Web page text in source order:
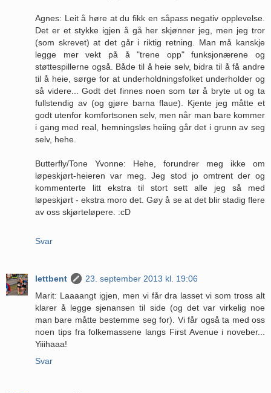
Agnes: Leit å høre at du fikk en såpass negativ opplevelse.
Det er et stykke igjen å gå her skjønner jeg, men jeg tror
(som skrevet) at det går i riktig retning. Man må kanskje
legge mer vekt på å "trene opp" funksjonærene og
støttespillerne også. Både til å heie selv, bidra til å få andre
til å heie, sørge for at underholdningsfolket underholder og
så videre... Godt det finnes noen som tør å bryte ut og ta
fullstendig av (og gjøre barna flaue). Kjente jeg måtte et
godt utenfor komfortsonen selv, men når man bare kommer
i gang med real, hemningsløs heiing går det i grunn av seg
selv, hehe.
Butterfly/Tone Yvonne: Hehe, forundrer meg ikke om
løpeskjørt-heieren var meg. Jeg stod jo omtrent der og
kommenterte litt ekstra til stort sett alle jeg så med
løpeskjørt - ekstra moro det. Gøy å se at det blir stadig flere
av oss skjørteløpere. :cD
Svar
lettbent
23. september 2013 kl. 19:06
Marit: Laaaangt igjen, men vi får dra lasset vi som tross alt
klarer å legge sjenansen til side (og det var virkelig noe
man bare måtte bestemme seg for). Vi får også ta med oss
noen tips fra folkemassene langs First Avenue i noveber...
Yiiihaaa!
Svar